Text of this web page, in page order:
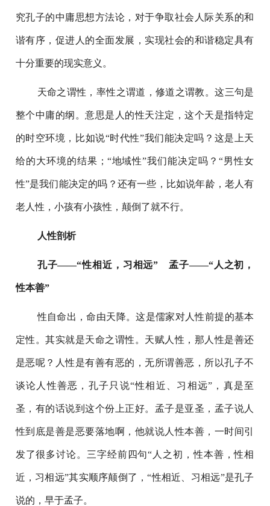
究孔子的中庸思想方法论，对于争取社会人际关系的和
谐有序，促进人的全面发展，实现社会的和谐稳定具有
十分重要的现实意义。
天命之谓性，率性之谓道，修道之谓教。这三句是
整个中庸的纲。意思是人的性天注定，这个天是指特定
的时空环境，比如说“时代性”我们能决定吗？这是上天
给的大环境的结果；“地域性”我们能决定吗？“男性女
性”是我们能决定的吗？还有一些，比如说年龄，老人有
老人性，小孩有小孩性，颠倒了就不行。
人性剖析
孔子——“性相近，习相远” 孟子——“人之初，
性本善”
性自命出，命由天降。这是儒家对人性前提的基本
定性。其实就是天命之谓性。天赋人性，那人性是善还
是恶呢？人性是有善有恶的，无所谓善恶，所以孔子不
谈论人性善恶，孔子只说“性相近、习相远”，真是至
圣，有的话说到这个份上正好。孟子是亚圣，孟子说人
性到底是善是恶要落地啊，他就说人性本善，一时间引
发了很多讨论。三字经前四句“人之初，性本善，性相
近，习相远”其实顺序颠倒了，“性相近、习相远”是孔子
说的，早于孟子。